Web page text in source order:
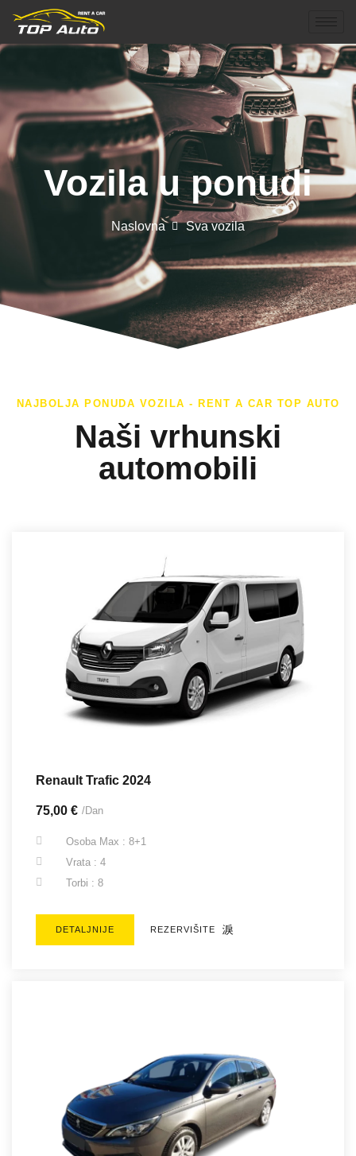
Vozila u ponudi
Naslovna Sva vozila
NAJBOLJA PONUDA VOZILA - RENT A CAR TOP AUTO
Naši vrhunski
automobili
Renault Trafic 2024
75,00 € /Dan
Osoba Max : 8+1
Vrata : 4
Torbi : 8
DETALJNIJE REZERVIŠITE